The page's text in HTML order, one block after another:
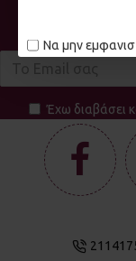
Να μην
Έχω διαβάσει